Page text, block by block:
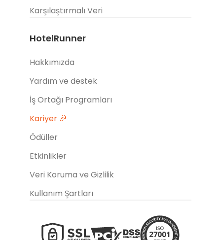
Karşılaştırmalı Veri
HotelRunner
Hakkımızda
Yardım ve destek
İş Ortağı Programları
Kariyer 🎉
Ödüller
Etkinlikler
Veri Koruma ve Gizlilik
Kullanım Şartları